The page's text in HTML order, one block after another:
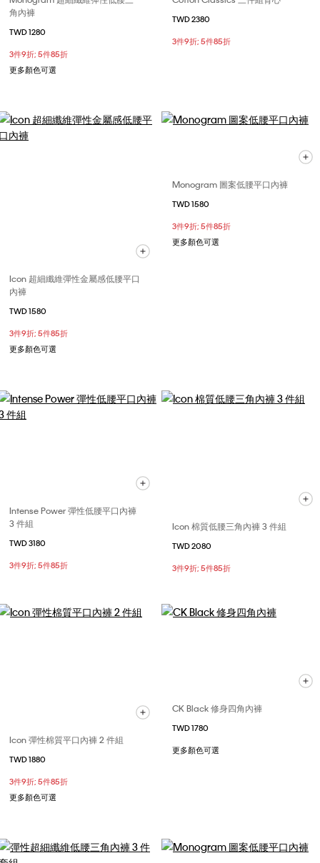
角內褲
TWD 1280
3件9折; 5件85折
更多顏色可選
TWD 2380
3件9折; 5件85折
Icon 超細纖維彈性金屬感低腰平口
內褲
TWD 1580
3件9折; 5件85折
更多顏色可選
Monogram 圖案低腰平口內褲
TWD 1580
3件9折; 5件85折
更多顏色可選
Intense Power 彈性低腰平口內褲
3 件組
TWD 3180
3件9折; 5件85折
Icon 棉質低腰三角內褲 3 件組
TWD 2080
3件9折; 5件85折
Icon 彈性棉質平口內褲 2 件組
TWD 1880
3件9折; 5件85折
更多顏色可選
CK Black 修身四角內褲
TWD 1780
更多顏色可選